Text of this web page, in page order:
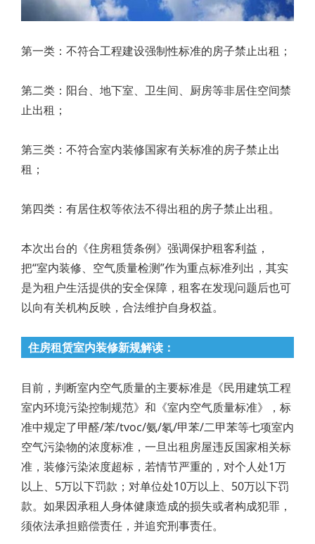
第一类：不符合工程建设强制性标准的房子禁止出租；
第二类：阳台、地下室、卫生间、厨房等非居住空间禁
止出租；
第三类：不符合室内装修国家有关标准的房子禁止出
租；
第四类：有居住权等依法不得出租的房子禁止出租。
本次出台的《住房租赁条例》强调保护租客利益，
把“室内装修、空气质量检测”作为重点标准列出，其实
是为租户生活提供的安全保障，租客在发现问题后也可
以向有关机构反映，合法维护自身权益。
住房租赁室内装修新规解读：
目前，判断室内空气质量的主要标准是《民用建筑工程
室内环境污染控制规范》和《室内空气质量标准》，标
准中规定了甲醛/苯/tvoc/氨/氡/甲苯/二甲苯等七项室内
空气污染物的浓度标准，一旦出租房屋违反国家相关标
准，装修污染浓度超标，若情节严重的，对个人处1万
以上、5万以下罚款；对单位处10万以上、50万以下罚
款。如果因承租人身体健康造成的损失或者构成犯罪，
须依法承担赔偿责任，并追究刑事责任。